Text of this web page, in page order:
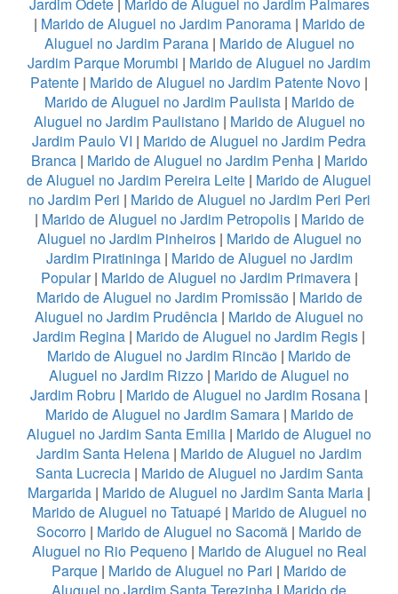
| Marido de Aluguel no Jardim Panorama| Marido de
Aluguel no Jardim Parana| Marido de Aluguel no
Jardim Parque Morumbi | Marido de Aluguel no Jardim
Patente | Marido de Aluguel no Jardim Patente Novo |
Marido de Aluguel no Jardim Paulista| Marido de
Aluguel no Jardim Paulistano| Marido de Aluguel no
Jardim Paulo VI | Marido de Aluguel no Jardim Pedra
Branca| Marido de Aluguel no Jardim Penha| Marido
de Aluguel no Jardim Pereira Leite | Marido de Aluguel
no Jardim Peri | Marido de Aluguel no Jardim Peri Peri
| Marido de Aluguel no Jardim Petropolis| Marido de
Aluguel no Jardim Pinheiros| Marido de Aluguel no
Jardim Piratininga| Marido de Aluguel no Jardim
Popular| Marido de Aluguel no Jardim Primavera|
Marido de Aluguel no Jardim Promissão| Marido de
Aluguel no Jardim Prudência | Marido de Aluguel no
Jardim Regina | Marido de Aluguel no Jardim Regis |
Marido de Aluguel no Jardim Rincão | Marido de
Aluguel no Jardim Rizzo | Marido de Aluguel no
Jardim Robru | Marido de Aluguel no Jardim Rosana |
Marido de Aluguel no Jardim Samara| Marido de
Aluguel no Jardim Santa Emilia | Marido de Aluguel no
Jardim Santa Helena | Marido de Aluguel no Jardim
Santa Lucrecia| Marido de Aluguel no Jardim Santa
Margarida | Marido de Aluguel no Jardim Santa Maria |
Marido de Aluguel no Tatuapé| Marido de Aluguel no
Socorro | Marido de Aluguel no Sacomã | Marido de
Aluguel no Rio Pequeno| Marido de Aluguel no Real
Parque | Marido de Aluguel no Pari | Marido de